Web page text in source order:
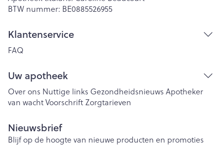
BTW nummer: BE0885526955
Klantenservice
FAQ
Uw apotheek
Over ons Nuttige links Gezondheidsnieuws Apotheker
van wachtVoorschriftZorgtarieven
Nieuwsbrief
Blijf op de hoogte van nieuwe producten en promoties